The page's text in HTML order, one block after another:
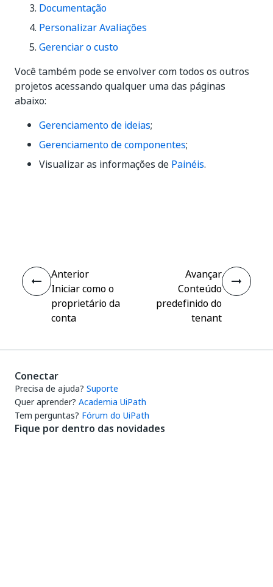
Documentação
Personalizar Avaliações
Gerenciar o custo
Você também pode se envolver com todos os outros
projetos acessando qualquer uma das páginas
abaixo:
Gerenciamento de ideias;
Gerenciamento de componentes;
Visualizar as informações de Painéis.
Anterior
Iniciar como o
proprietário da
conta
Avançar
Conteúdo
predefinido do
tenant
Conectar
Precisa de ajuda? Suporte
Quer aprender? Academia UiPath
Tem perguntas? Fórum do UiPath
Fique por dentro das novidades